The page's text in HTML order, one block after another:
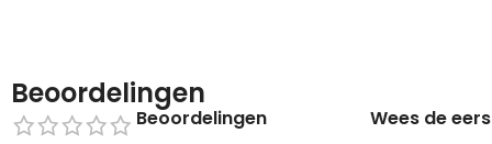
Beoordelingen
Beoordelingen Wees de